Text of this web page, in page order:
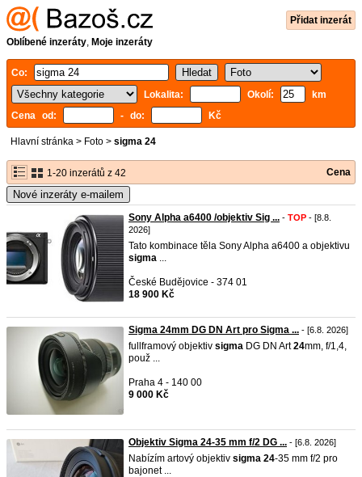
Přidat inzerát
Oblíbené inzeráty, Moje inzeráty
Co:
Lokalita:
Okolí:
km
Cena od:
- do: Kč
Hlavní stránka > Foto > sigma 24
1-20 inzerátů z 42 Cena
Nové inzeráty e-mailem
Sony Alpha a6400 /objektiv Sig ... - TOP - [8.8.
2026]
Tato kombinace těla Sony Alpha a6400 a objektivu
sigma ...
České Budějovice - 374 01
18 900 Kč
Sigma 24mm DG DN Art pro Sigma ... - [6.8. 2026]
fullframový objektiv sigma DG DN Art24mm, f/1,4,
použ ...
Praha 4 - 140 00
9 000 Kč
Objektiv Sigma 24-35 mm f/2 DG ... - [6.8. 2026]
Nabízím artový objektiv sigma 24-35 mm f/2 pro
bajonet ...